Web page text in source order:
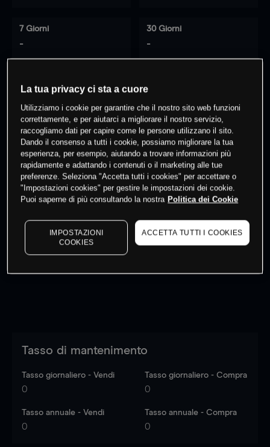
7 Giorni
-
30 Giorni
-
0 % dei clienti hanno posizioni
questo prodotto
Fai trading
I prezzi sono solo indicativi. Accediper vedere gli ultimi
dati di mercato
to see latest market data
Tasso di mantenimento
Tasso giornaliero - Vendi
0
Tasso giornaliero - Compra
0
Tasso annuale - Vendi
0
Tasso annuale - Compra
0
La tua privacy ci sta a cuore
Utilizziamo i cookie per garantire che il nostro sito web funzioni
correttamente, e per aiutarci a migliorare il nostro servizio,
raccogliamo dati per capire come le persone utilizzano il sito.
Dando il consenso a tutti i cookie, possiamo migliorare la tua
esperienza, per esempio, aiutando a trovare informazioni più
rapidamente e adattando i contenuti o il marketing alle tue
preferenze. Seleziona "Accetta tutti i cookies" per accettare o
"Impostazioni cookies" per gestire le impostazioni dei cookie.
Puoi saperne di più consultando la nostra Politica dei Cookie
IMPOSTAZIONI
COOKIES
ACCETTA TUTTI I COOKIES